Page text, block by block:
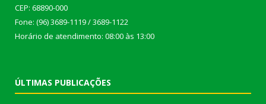
CEP: 68890-000
Fone: (96) 3689-1119 / 3689-1122
Horário de atendimento: 08:00 às 13:00
ÚLTIMAS PUBLICAÇÕES